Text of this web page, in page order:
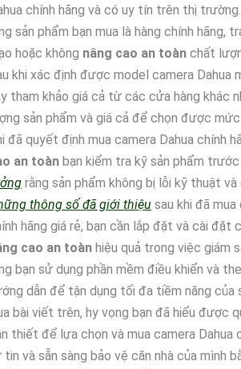
chính hãng và có uy tín trên thị
sản phẩm bạn mua là hàng chính hãng,
hoặc không nâng cao an toàn chất
khi xác định được model camera Dahua
tham khảo giá cả từ các cửa hàng khác
sản phẩm và giá cả để chọn được
đã quyết định mua camera Dahua chính
an toàn bạn kiểm tra kỹ sản phẩm
rằng sản phẩm không bị lỗi kỹ thuật
thông số đã giới thiệu sau khi đã
hãng giá rẻ, bạn cần lắp đặt và cài đặt
cao an toàn hiệu quả trong việc giám
bạn sử dụng phần mềm điều khiển và
dẫn để tận dụng tối đa tiềm năng của
bài viết trên, hy vọng bạn đã hiểu được
thiết để lựa chọn và mua camera Dahua
và sẵn sàng bảo vệ căn nhà của mình